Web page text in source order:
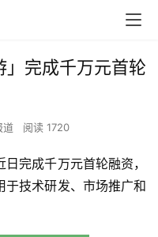
」完成千万元首轮
道 阅读 1720
日完成千万元首轮融资，
于技术研发、市场推广和